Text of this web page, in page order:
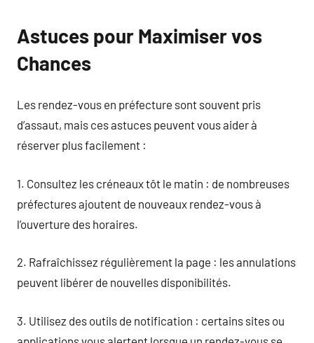
Astuces pour Maximiser vos
Chances
Les rendez-vous en préfecture sont souvent pris
d’assaut, mais ces astuces peuvent vous aider à
réserver plus facilement :
1. Consultez les créneaux tôt le matin : de nombreuses
préfectures ajoutent de nouveaux rendez-vous à
l’ouverture des horaires.
2. Rafraîchissez régulièrement la page : les annulations
peuvent libérer de nouvelles disponibilités.
3. Utilisez des outils de notification : certains sites ou